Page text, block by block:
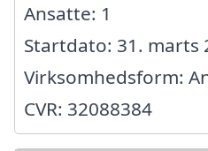
Ansatte: 1
Startdato: 31. marts
Virksomhedsform:
CVR: 32088384